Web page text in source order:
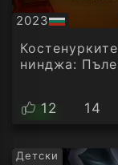
2023
БГ
аудио
Костенурките
нинджа:
12 14
Детски